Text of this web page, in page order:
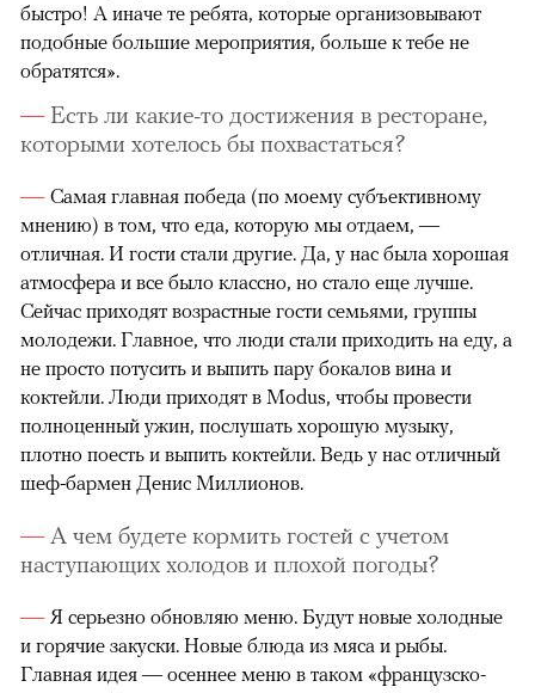
быстро! А иначе те ребята, которые организовывают
подобные большие мероприятия, больше к тебе не
обратятся».
Есть ли какие-то достижения в ресторане,
которыми хотелось бы похвастаться?
Самая главная победа (по моему субъективному
мнению) в том, что еда, которую мы отдаем, —
отличная. И гости стали другие. Да, у нас была хорошая
атмосфера и все было классно, но стало еще лучше.
Сейчас приходят возрастные гости семьями, группы
молодежи. Главное, что люди стали приходить на еду, а
не просто потусить и выпить пару бокалов вина и
коктейли. Люди приходят в Modus, чтобы провести
полноценный ужин, послушать хорошую музыку,
плотно поесть и выпить коктейли. Ведь у нас отличный
шеф-бармен Денис Миллионов.
А чем будете кормить гостей с учетом
наступающих холодов и плохой погоды?
Я серьезно обновляю меню. Будут новые холодные
и горячие закуски. Новые блюда из мяса и рыбы.
Главная идея — осеннее меню в таком «французско-